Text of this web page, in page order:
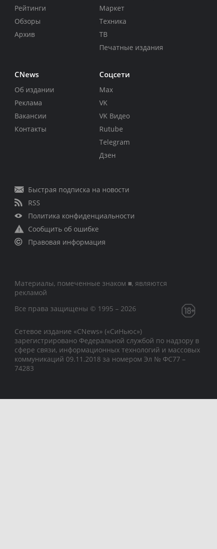
Рейтинги
Обзоры
Архив
Маркет
Техника
ТВ
Печатные издания
CNews
Об издании
Реклама
Вакансии
Контакты
Соцсети
Max
VK
VK Видео
Rutube
Telegram
Дзен
Быстрая подписка на новости
RSS
Политика конфиденциальности
Сообщить об ошибке
Правовая информация
Материалы, помеченные знаком ■, являются
рекламой
Все права защищены © 1995 – 2026
Сетевое издание «CNews» («СиНьюс»)
зарегистрировано Федеральной службой по надзору в
сфере связи, информационных технологий и массовых
коммуникаций 09.11.2018 за номером Эл № ФС77 –
74283